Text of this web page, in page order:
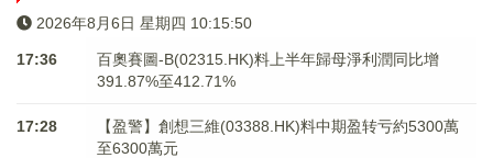
2026年8月6日 星期四 10:15:50
17:36
百奧賽圖-B(02315.HK)料上半年歸母淨利潤同比增
391.87%至412.71%
17:28
【盈警】創想三維(03388.HK)料中期盈转亏約5300萬
至6300萬元